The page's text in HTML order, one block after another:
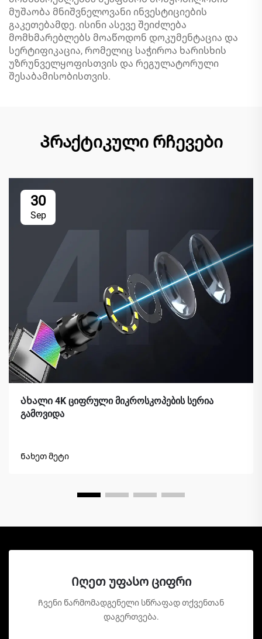
მუშაობა მნიშვნელოვანი ინვესტიციების
გაკეთებამდე. ისინი ასევე შეიძლება
მომხმარებლებს მოაწოდონ დოკუმენტაცია და
სერტიფიკაცია, რომელიც საჭიროა ხარისხის
უზრუნველყოფისთვის და რეგულატორული
შესაბამისობისთვის.
Პრაქტიკული რჩევები
30
Sep
Ახალი 4K ციფრული მიკროსკოპების სერია
გამოვიდა
Ნახეთ მეტი
Იღეთ უფასო ციფრი
Ჩვენი წარმომადგენელი სწრაფად თქვენთან
დაგერთვება.